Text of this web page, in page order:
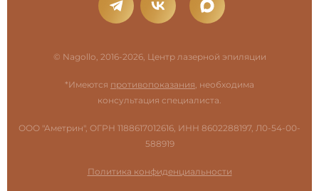
© Nagollo, 2016-2026, Центр лазерной эпиляции
*Имеются противопоказания , необходима
консультация специалиста.
ООО "Аметрин", ОГРН 1188617012616, ИНН 8602288197, Л0-54-00-
588919
Политика конфиденциальности